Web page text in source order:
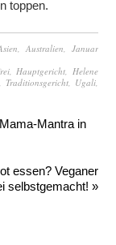
toppen.
Australien
Januar
Hauptgericht
Helene
Traditionsgericht, Ugali,
Mantra in
essen? Veganer
selbstgemacht! »